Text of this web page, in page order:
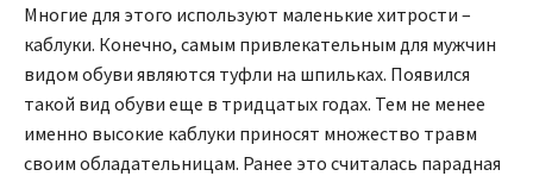
Многие для этого используют маленькие хитрости –
каблуки. Конечно, самым привлекательным для мужчин
видом обуви являются туфли на шпильках. Появился
такой вид обуви еще в тридцатых годах. Тем не менее
именно высокие каблуки приносят множество травм
своим обладательницам. Ранее это считалась парадная